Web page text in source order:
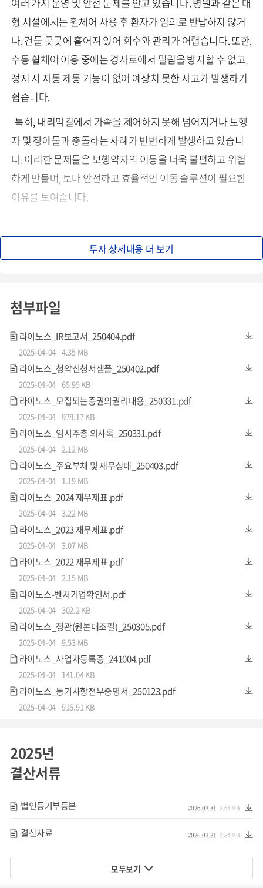
형 시설에서는 휠체어 사용 후 환자가 임의로 반납하지 않거
나, 건물 곳곳에 흩어져 있어 회수와 관리가 어렵습니다. 또한,
수동 휠체어 이용 중에는 경사로에서 밀림을 방지할 수 없고,
정지 시 자동 제동 기능이 없어 예상치 못한 사고가 발생하기
쉽습니다.
특히, 내리막길에서 가속을 제어하지 못해 넘어지거나 보행
자 및 장애물과 충돌하는 사례가 빈번하게 발생하고 있습니
다. 이러한 문제들은 보행약자의 이동을 더욱 불편하고 위험
하게 만들며, 보다 안전하고 효율적인 이동 솔루션이 필요한
이유를 보여줍니다.
편리함은 나아진 전동 휠체어,여전히 안전하지 않다
기존 전동 휠체어는 이동 편의성을 높였지만, 여전히 안전성
과 운행 효율성 측면에서 많은 한계를 가지고 있습니다. 전동
휠체어에는 자동 제동 장치가 없어 엘리베이터 문 앞이나 계
단에서 추락 사고가 발생할 위험이 큽니다. 또한, 속도 조절이
나 자동 정지 기능이 없어 장애물과의 충돌 사고가 빈번하게
일어나며, 휠체어 무게가 100kg 이상으로 사고 발생 시 승객
뿐만 아니라 주변 보행자에게도 큰 위협이 됩니다.
특히, 후방 운전 기능이 없어 보호자나 이송 요원이 직접 밀
어줘야 하는 불편함도 존재합니다. 더욱이, 고령 이용자의 경
우 인지능력이 저하된 상태에서 조작하는 경우가 많아, 조작
실수로 인한 사고 위험이 더욱 높아지고 있습니다. 기존 전동
휠체어는 이러한 문제를 해결하지 못한 채 보행약자의 이동
안전을 완전히 보장하지 못하고 있습니다.
실험실 수준에 머무르고 있는
최근 자율주행 기술이 휠체어에 적용되면서 보행약자의 이
동성을 향상시키려는 연구가 활발히 진행되고 있습니다. 하
투자 상세내용 더 보기
첨부파일
라이노스_IR보고서_250404.pdf
2025-04-04 4.35 MB
라이노스_청약신청서샘플_250402.pdf
2025-04-04 65.95 KB
라이노스_모집되는증권의권리내용_250331.pdf
2025-04-04 978.17 KB
라이노스_임시주총 의사록_250331.pdf
2025-04-04 2.12 MB
라이노스_주요부채 및 재무상태_250403.pdf
2025-04-04 1.19 MB
라이노스_2024 재무제표.pdf
2025-04-04 3.22 MB
라이노스_2023 재무제표.pdf
2025-04-04 3.07 MB
라이노스_2022 재무제표.pdf
2025-04-04 2.15 MB
라이노스-벤처기업확인서.pdf
2025-04-04 302.2 KB
라이노스_정관(원본대조필)_250305.pdf
2025-04-04 9.53 MB
라이노스_사업자등록증_241004.pdf
2025-04-04 141.04 KB
라이노스_등기사항전부증명서_250123.pdf
2025-04-04 916.91 KB
2025년
결산서류
법인등기부등본 2.63 MB
2026.03.31
결산자료 2.84 MB
2026.03.31
모두보기